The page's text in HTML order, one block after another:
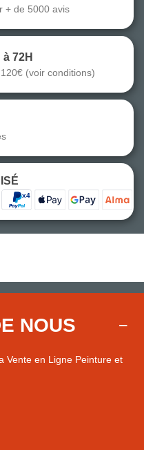
+ de 5000 avis
72H
(voir conditions)
NOUS
Vente en Ligne Peinture et